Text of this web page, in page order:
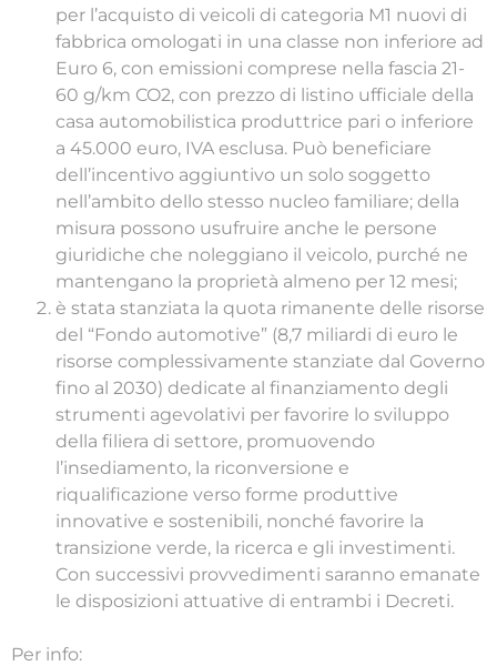
per l’acquisto di veicoli di categoria M1 nuovi di
fabbrica omologati in una classe non inferiore ad
Euro 6, con emissioni comprese nella fascia 21-
60 g/km CO2, con prezzo di listino ufficiale della
casa automobilistica produttrice pari o inferiore
a 45.000 euro, IVA esclusa. Può beneficiare
dell’incentivo aggiuntivo un solo soggetto
nell’ambito dello stesso nucleo familiare; della
misura possono usufruire anche le persone
giuridiche che noleggiano il veicolo, purché ne
mantengano la proprietà almeno per 12 mesi;
è stata stanziata la quota rimanente delle risorse
del “Fondo automotive” (8,7 miliardi di euro le
risorse complessivamente stanziate dal Governo
fino al 2030) dedicate al finanziamento degli
strumenti agevolativi per favorire lo sviluppo
della filiera di settore, promuovendo
l’insediamento, la riconversione e
riqualificazione verso forme produttive
innovative e sostenibili, nonché favorire la
transizione verde, la ricerca e gli investimenti.
Con successivi provvedimenti saranno emanate
le disposizioni attuative di entrambi i Decreti.
Per info: